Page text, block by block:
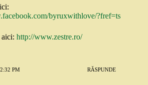
byruxwithlove/?fref=ts
http://www.zestre.ro/
PM RĂSPUNDE